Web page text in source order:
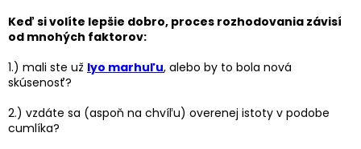
Keď si volíte lepšie dobro, proces rozhodovania závisí
od mnohých faktorov:
1.) mali ste už lyo marhuľu, alebo by to bola nová
skúsenosť?
2.) vzdáte sa (aspoň na chvíľu) overenej istoty v podobe
cumlíka?